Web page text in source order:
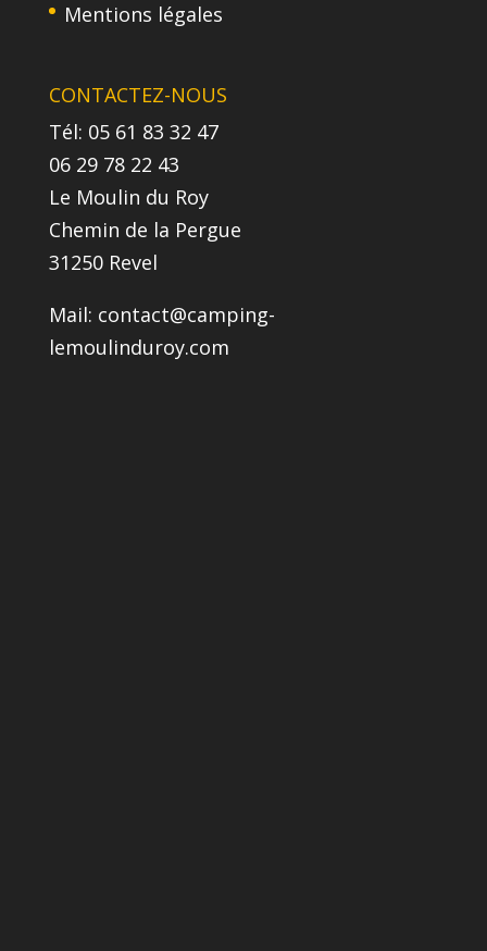
Mentions légales
CONTACTEZ-NOUS
Tél: 05 61 83 32 47
06 29 78 22 43
Le Moulin du Roy
Chemin de la Pergue
31250 Revel
Mail: contact@camping-
lemoulinduroy.com